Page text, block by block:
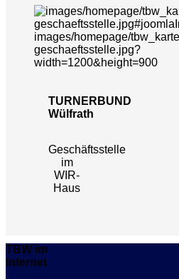
TURNERBUND
Wülfrath
Geschäftsstelle
im
WIR-
Haus
TBW im
Internet